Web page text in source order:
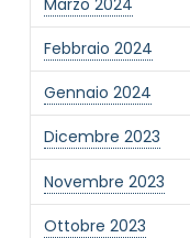
Febbraio 2024
Gennaio 2024
Dicembre 2023
Novembre 2023
Ottobre 2023
Desidero
novità
newsletter
Invia